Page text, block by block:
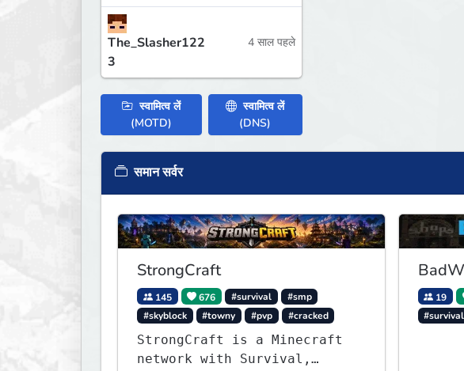
The_Slasher122
3
4 साल पहले
स्वामित्व लें
(MOTD)
स्वामित्व लें
(DNS)
समान सर्वर
StrongCraft
145 676 #survival
#smp
#skyblock
#towny #pvp #cracked
StrongCraft is a Minecraft
network with Survival,
19
#survival